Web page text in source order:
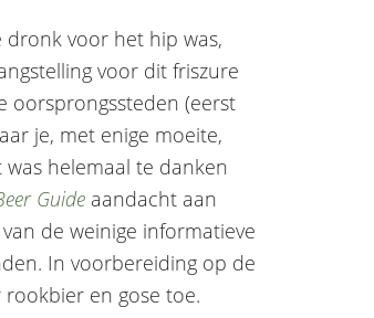
dronk voor het hip was,
voor dit friszure
oorsprongssteden (eerst
je, met enige moeite,
helemaal te danken
Guide aandacht aan
de weinige informatieve
In voorbereiding op de
en gose toe.